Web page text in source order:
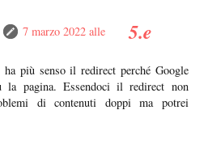
7 marzo 2022 alle
più senso il redirect perché Google
la pagina. Essendoci il redirect non
di contenuti doppi ma potrei